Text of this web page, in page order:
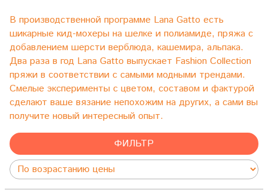
В производственной программе Lana Gatto есть
шикарные кид-мохеры на шелке и полиамиде, пряжа с
добавлением шерсти верблюда, кашемира, альпака.
Два раза в год Lana Gatto выпускает Fashion Collection
пряжи в соответствии с самыми модными трендами.
Смелые эксперименты с цветом, составом и фактурой
сделают ваше вязание непохожим на других, а сами вы
получите новый интересный опыт.
ФИЛЬТР